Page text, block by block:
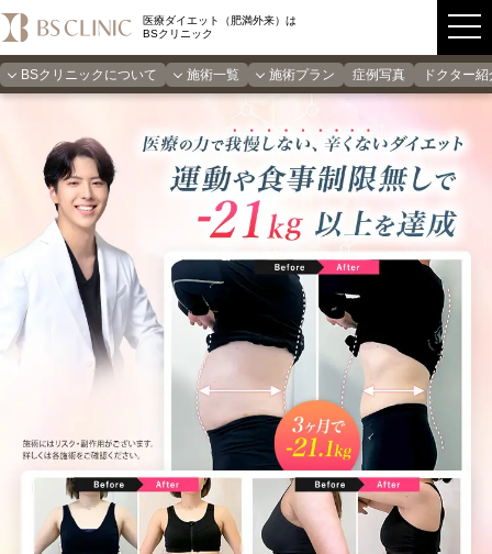
医療ダイエット（肥満外来）は
BSクリニック
BSクリニックについて 施術一覧 施術プラン 症例写真 ドクター紹